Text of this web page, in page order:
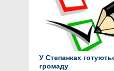
У Степанках
громаду